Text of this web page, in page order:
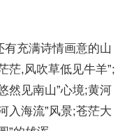
充满诗情画意的山
茫,风吹草低见牛羊”;
然见南山”心境;黄河
入海流”风景;苍茫大